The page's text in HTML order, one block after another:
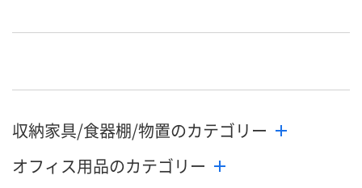
収納家具/食器棚/物置のカテゴリー
オフィス用品のカテゴリー